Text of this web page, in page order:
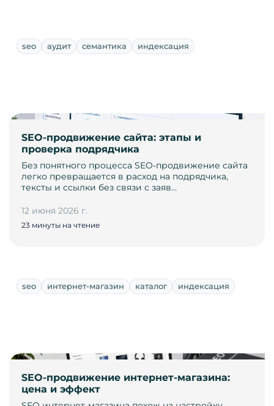
seo аудит семантика индексация
SEO-продвижение сайта: этапы и
проверка подрядчика
Без понятного процесса SEO-продвижение сайта
легко превращается в расход на подрядчика,
тексты и ссылки без связи с заяв…
12 июня 2026 г.
23 минуты на чтение
seo интернет-магазин каталог индексация
SEO-продвижение интернет-магазина:
цена и эффект